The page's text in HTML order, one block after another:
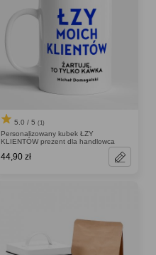
5.0 / 5 (1)
Personalizowany kubek ŁZY
KLIENTÓW prezent dla handlowca
44,90 zł